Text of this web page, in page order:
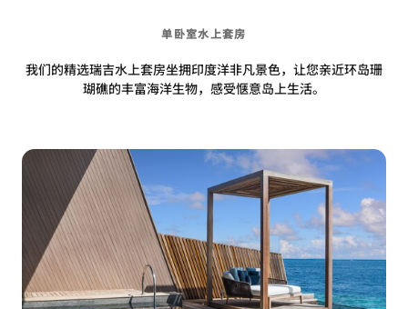
单卧室水上套房
我们的精选瑞吉水上套房坐拥印度洋非凡景色，让您亲近环岛珊
瑚礁的丰富海洋生物，感受惬意岛上生活。